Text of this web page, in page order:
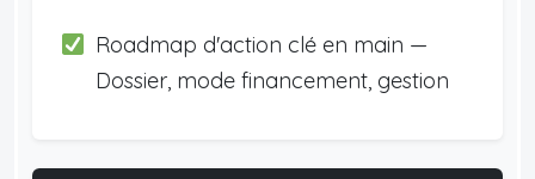
Roadmap d'action clé en main —
Dossier, mode financement, gestion